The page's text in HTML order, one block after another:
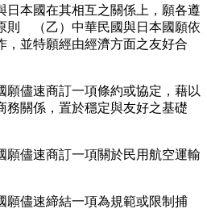
本國在其相互之關係上，願各遵
則 （乙）中華民國與日本國願依
，並特願經由經濟方面之友好合
儘速商訂一項條約或協定，藉以
務關係，置於穩定與友好之基礎
儘速商訂一項關於民用航空運輸
儘速締結一項為規範或限制捕